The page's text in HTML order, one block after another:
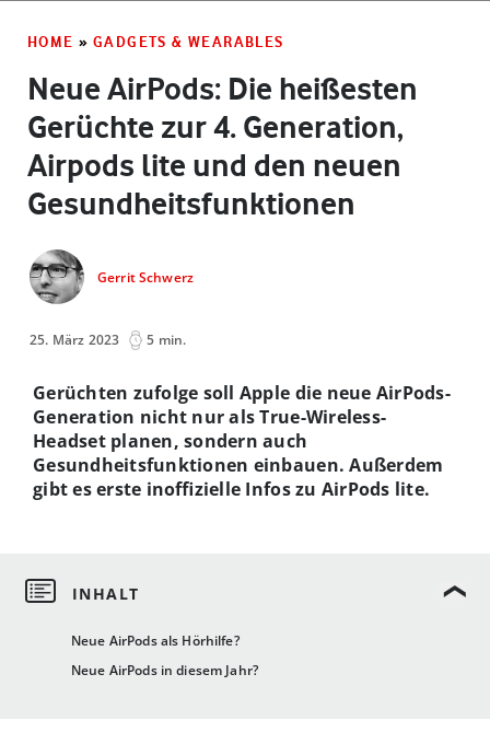
HOME » GADGETS & WEARABLES
Neue AirPods: Die heißesten
Gerüchte zur 4. Generation,
Airpods lite und den neuen
Gesundheitsfunktionen
Gerrit Schwerz
25. März 2023 5 min.
Neue AirPods als Hörhilfe?
Neue AirPods in diesem Jahr?
Gerüchten zufolge soll Apple die neue AirPods-
Generation nicht nur als True-Wireless-
Headset planen, sondern auch
Gesundheitsfunktionen einbauen. Außerdem
gibt es erste inoffizielle Infos zu AirPods lite.